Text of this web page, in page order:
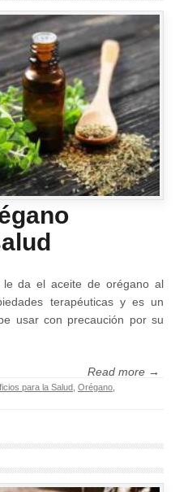
le da el aceite de orégano al
terapéuticas y es un
usar con precaución por su
Read more →
para la Salud Orégano